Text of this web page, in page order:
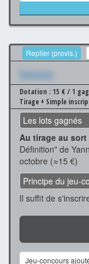
Replier (provis.)
Xxxxxxx
Dotation : 15 € / 1
Tirage + Simple
Les lots gagnés
Au tirage au sort
Définition" de
octobre (≈15 €)
Principe du jeu-
Il suffit de
Jeu-concours